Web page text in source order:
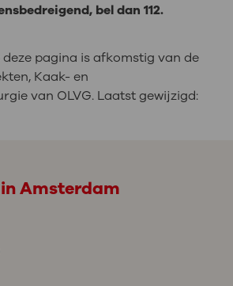
bel dan 112.
pagina is afkomstig van de
Kaak- en
van OLVG. Laatst gewijzigd:
in Amsterdam